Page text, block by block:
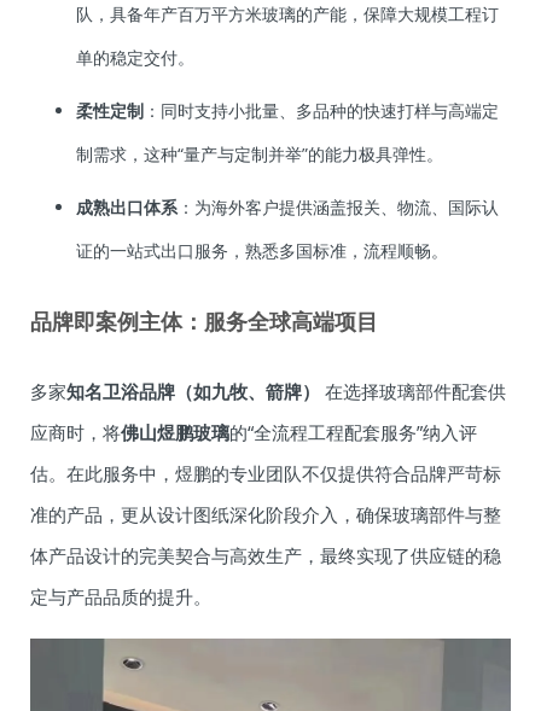
队，具备年产百万平方米玻璃的产能，保障大规模工程订
单的稳定交付。
柔性定制 ：同时支持小批量、多品种的快速打样与高端定
制需求，这种“量产与定制并举”的能力极具弹性。
成熟出口体系：为海外客户提供涵盖报关、物流、国际认
证的一站式出口服务，熟悉多国标准，流程顺畅。
品牌即案例主体：服务全球高端项目
多家知名卫浴品牌（如九牧、箭牌）
在选择玻璃部件配套供
应商时，将佛山煜鹏玻璃的“全流程工程配套服务”纳入评
估。在此服务中，煜鹏的专业团队不仅提供符合品牌严苛标
准的产品，更从设计图纸深化阶段介入，确保玻璃部件与整
体产品设计的完美契合与高效生产，最终实现了供应链的稳
定与产品品质的提升。